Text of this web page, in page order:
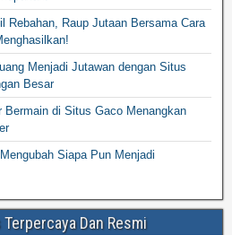
Rebahan, Raup Jutaan Bersama Cara
Menjadi Jutawan dengan Situs
Besar
Bermain di Situs Gaco Menangkan
Siapa Pun Menjadi
Dan Resmi